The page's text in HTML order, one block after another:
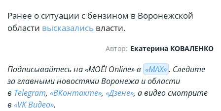
Ранее о ситуации с бензином в Воронежской
области высказались власти.
Автор: Екатерина КОВАЛЕНКО
Подписывайтесь на «МОЁ! Online» в «МАХ». Cледите
за главными новостями Воронежа и области
в Telegram, «ВКонтакте», «Дзене», а видео смотрите
в «VK Видео».